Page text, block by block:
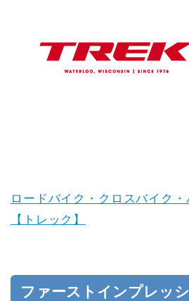
ロードバイク・クロスバイク
【トレック】
ファーストインプレッ